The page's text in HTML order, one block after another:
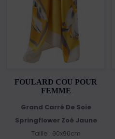
FOULARD COU POUR
FEMME
Grand Carré De Soie
Springflower Zoé Jaune
Taille : 90x90cm